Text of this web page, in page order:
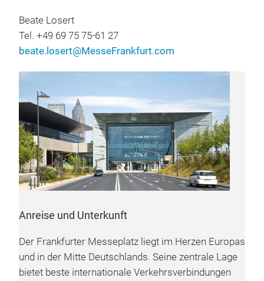
Beate Losert
Tel. +49 69 75 75-61 27
beate.losert@MesseFrankfurt.com
Anreise und Unterkunft
Der Frankfurter Messeplatz liegt im Herzen Europas
und in der Mitte Deutschlands. Seine zentrale Lage
bietet beste internationale Verkehrsverbindungen